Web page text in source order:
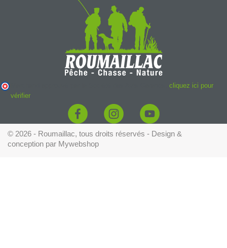
cliquez ici pour
vérifier.
© 2026 - Roumaillac, tous droits réservés - Design &
conception par Mywebshop